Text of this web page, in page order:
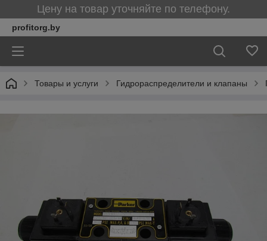
Цену на товар уточняйте по телефону.
profitorg.by
Товары и услуги Гидрораспределители и клапаны